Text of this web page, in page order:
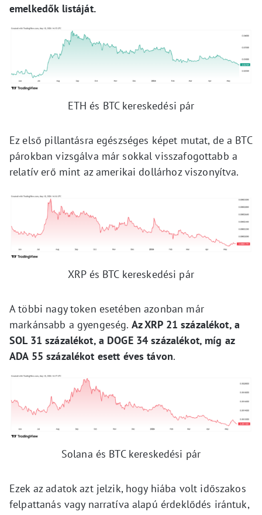
emelkedők listáját.
ETH és BTC kereskedési pár
Ez első pillantásra egészséges képet mutat, de a BTC
párokban vizsgálva már sokkal visszafogottabb a
relatív erő mint az amerikai dollárhoz viszonyítva.
XRP és BTC kereskedési pár
A többi nagy token esetében azonban már
markánsabb a gyengeség. Az XRP 21 százalékot, a
SOL 31 százalékot, a DOGE 34 százalékot, míg az
ADA 55 százalékot esett éves távon.
Solana és BTC kereskedési pár
Ezek az adatok azt jelzik, hogy hiába volt időszakos
felpattanás vagy narratíva alapú érdeklődés irántuk,